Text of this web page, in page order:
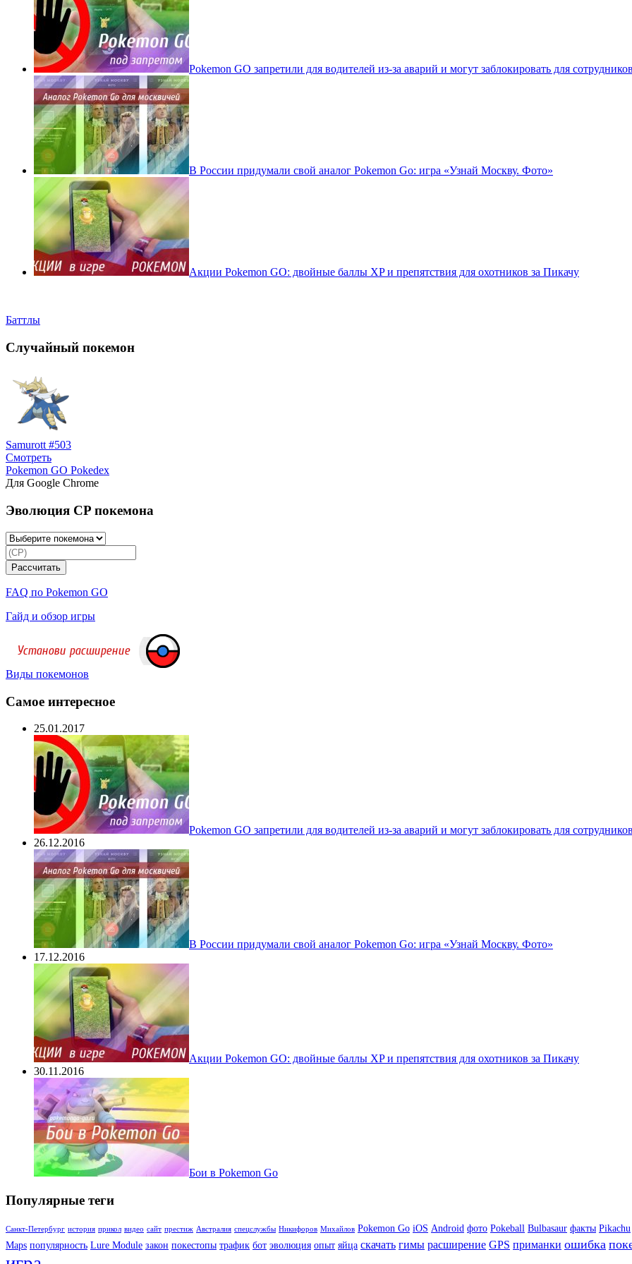
Pokеmon GO запретили для водителей из-за аварий и могут заблокировать для
В России придумали свой аналог Pokemon Go: игра «Узнай Москву. Фото»
Акции Pokemon GO: двойные баллы XP и препятствия для охотников за Пикачу
Баттлы
Случайный покемон
Samurott #503
Смотреть
Pokemon GO Pokedex
Для Google Chrome
Эволюция CP покемона
FAQ по Pokemon GO
Гайд и обзор игры
Виды покемонов
Самое интересное
25.01.2017
Pokеmon GO запретили для водителей из-за аварий и могут заблокировать для
26.12.2016
В России придумали свой аналог Pokemon Go: игра «Узнай Москву. Фото»
17.12.2016
Акции Pokemon GO: двойные баллы XP и препятствия для охотников за Пикачу
30.11.2016
Бои в Pokemon Go
Популярные теги
Санкт-Петербург история прикол видео сайт престиж Австралия спецслужбы Никифоров Михайлов Pokemon Go iOS Android фото Pokeball Bulbasaur факты Pikachu
Maps популярность Lure Module закон покестопы трафик бот эволюция опыт яйца скачать гимы расширение GPS приманки ошибка